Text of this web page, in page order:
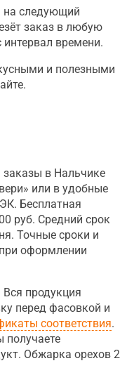
следующий
заказ в любую
времени.
и полезными
в Нальчике
или в удобные
Бесплатная
руб. Средний срок
Точные сроки и
оформлении
Вся продукция
перед фасовкой и
соответствия.
получаете
Обжарка орехов 2